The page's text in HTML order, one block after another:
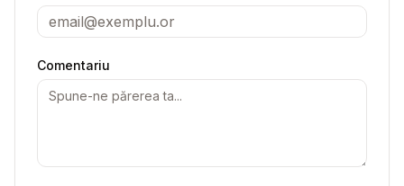
Comentariu